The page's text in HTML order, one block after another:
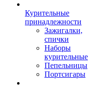
Курительные
принадлежности
Зажигалки,
спички
Наборы
курительные
Пепельницы
Портсигары